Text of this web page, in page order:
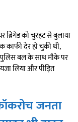
ब्रिगेड को चुरहट से बुलाया
काफी देर हो चुकी थी,
पुलिस बल के साथ मौके पर
लिया और पीड़ित
जनता